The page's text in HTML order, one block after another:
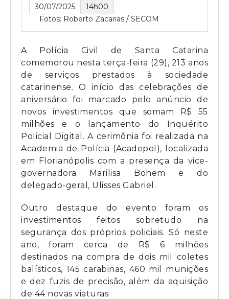
30/07/2025
14h00
Fotos: Roberto Zacarias / SECOM
A Polícia Civil de Santa Catarina
comemorou nesta terça-feira (29), 213 anos
de serviços prestados à sociedade
catarinense. O início das celebrações de
aniversário foi marcado pelo anúncio de
novos investimentos que somam R$ 55
milhões e o lançamento do Inquérito
Policial Digital. A cerimônia foi realizada na
Academia de Polícia (Acadepol), localizada
em Florianópolis com a presença da vice-
governadora Marilisa Bohem e do
delegado-geral, Ulisses Gabriel.
Outro destaque do evento foram os
investimentos feitos sobretudo na
segurança dos próprios policiais. Só neste
ano, foram cerca de R$ 6 milhões
destinados na compra de dois mil coletes
balísticos, 145 carabinas, 460 mil munições
e dez fuzis de precisão, além da aquisição
de 44 novas viaturas.